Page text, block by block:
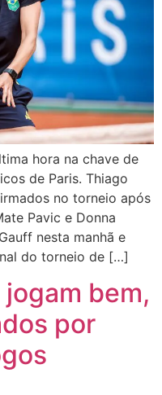
hora na chave de
de Paris. Thiago
no torneio após
Pavic e Donna
nesta manhã e
do torneio de […]
bem,
por